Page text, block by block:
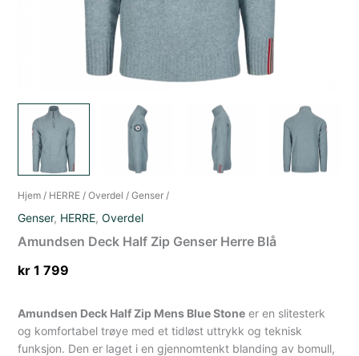
Hjem / HERRE /Overdel /Genser /
Genser, HERRE,Overdel
Amundsen Deck Half Zip Genser Herre Blå
kr 1 799
Amundsen Deck Half Zip Mens Blue Stone er en slitesterk
og komfortabel trøye med et tidløst uttrykk og teknisk
funksjon. Den er laget i en gjennomtenkt blanding av bomull,